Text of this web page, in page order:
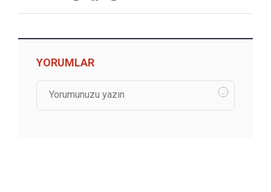
YORUMLAR